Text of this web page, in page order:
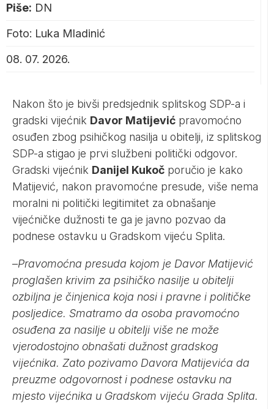
Piše: DN
Foto: Luka Mladinić
08. 07. 2026.
Nakon što je bivši predsjednik splitskog SDP-a i
gradski vijećnik Davor Matijević pravomoćno
osuđen zbog psihičkog nasilja u obitelji, iz splitskog
SDP-a stigao je prvi službeni politički odgovor.
Gradski vijećnik Danijel Kukoč poručio je kako
Matijević, nakon pravomoćne presude, više nema
moralni ni politički legitimitet za obnašanje
vijećničke dužnosti te ga je javno pozvao da
podnese ostavku u Gradskom vijeću Splita.
–Pravomoćna presuda kojom je Davor Matijević
proglašen krivim za psihičko nasilje u obitelji
ozbiljna je činjenica koja nosi i pravne i političke
posljedice. Smatramo da osoba pravomoćno
osuđena za nasilje u obitelji više ne može
vjerodostojno obnašati dužnost gradskog
vijećnika. Zato pozivamo Davora Matijevića da
preuzme odgovornost i podnese ostavku na
mjesto vijećnika u Gradskom vijeću Grada Splita.